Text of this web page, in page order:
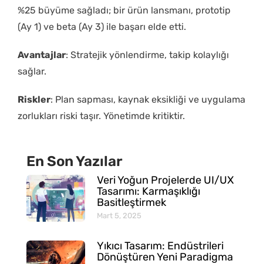
%25 büyüme sağladı; bir ürün lansmanı, prototip
(Ay 1) ve beta (Ay 3) ile başarı elde etti.
Avantajlar: Stratejik yönlendirme, takip kolaylığı
sağlar.
Riskler: Plan sapması, kaynak eksikliği ve uygulama
zorlukları riski taşır. Yönetimde kritiktir.
En Son Yazılar
Veri Yoğun Projelerde UI/UX
Tasarımı: Karmaşıklığı
Basitleştirmek
Mart 5, 2025
Yıkıcı Tasarım: Endüstrileri
Dönüştüren Yeni Paradigma